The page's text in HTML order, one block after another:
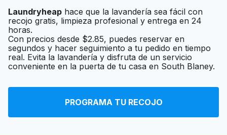
Shine Cleaners Ir al sitio web
Premier Cleaners Ir al sitio web
Swift Cleaners &
Ir al sitio web
Laundryheap hace que la lavandería sea fácil con
recojo gratis, limpieza profesional y entrega en 24
horas.
Con precios desde $2.85, puedes reservar en
segundos y hacer seguimiento a tu pedido en tiempo
real. Evita la lavandería y disfruta de un servicio
conveniente en la puerta de tu casa en South Blaney.
PROGRAMA TU RECOJO